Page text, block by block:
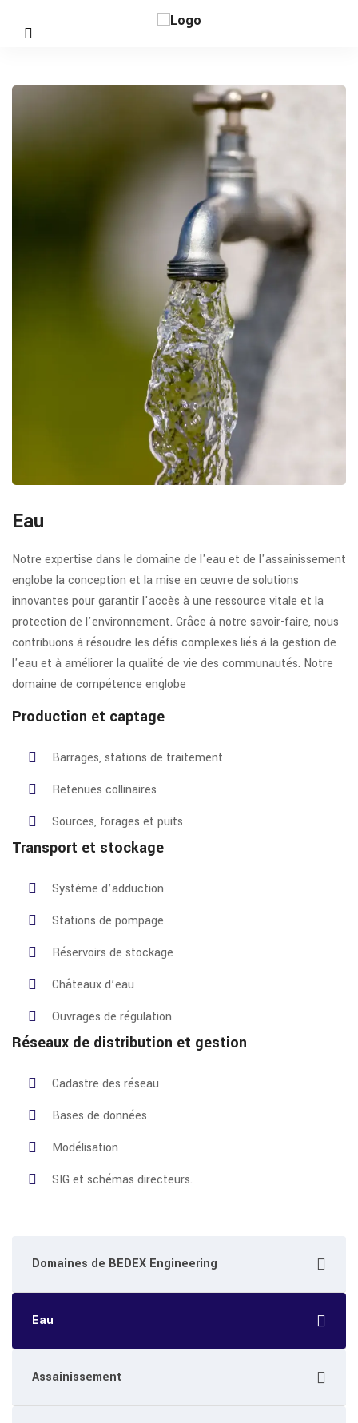
Domaines de BEDEX Engineering
Eau
Assainissement
Eau
Notre expertise dans le domaine de l'eau et de l'assainissement
englobe la conception et la mise en œuvre de solutions
innovantes pour garantir l'accès à une ressource vitale et la
protection de l'environnement. Grâce à notre savoir-faire, nous
contribuons à résoudre les défis complexes liés à la gestion de
l'eau et à améliorer la qualité de vie des communautés. Notre
domaine de compétence englobe
Production et captage
Barrages, stations de traitement
Retenues collinaires
Sources, forages et puits
Transport et stockage
Système d’adduction
Stations de pompage
Réservoirs de stockage
Châteaux d’eau
Ouvrages de régulation
Réseaux de distribution et gestion
Cadastre des réseau
Bases de données
Modélisation
SIG et schémas directeurs.